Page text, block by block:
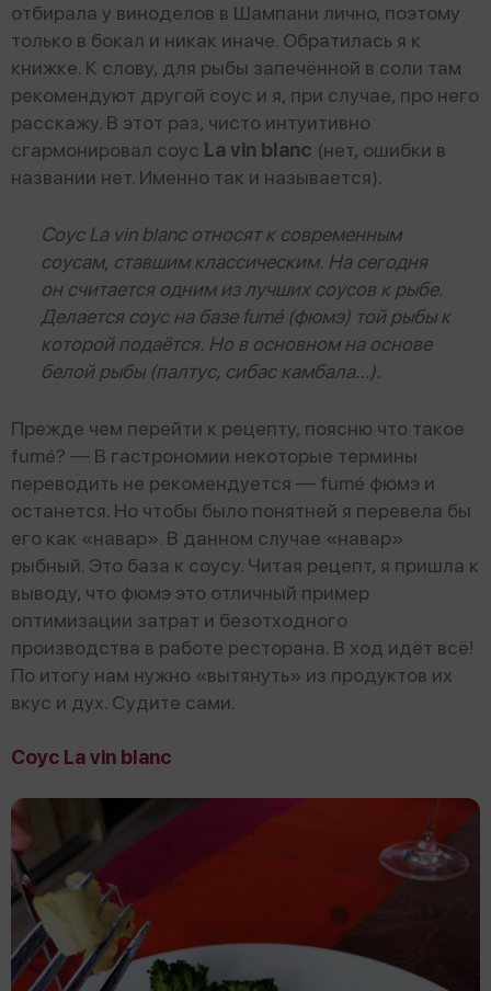
отбирала у виноделов в Шампани лично, поэтому
только в бокал и никак иначе. Обратилась я к
книжке. К слову, для рыбы запечённой в соли там
рекомендуют другой соус и я, при случае, про него
расскажу. В этот раз, чисто интуитивно
сгармонировал соус La vin blanc (нет, ошибки в
названии нет. Именно так и называется).
Соус La vin blanc относят к современным
соусам, ставшим классическим. На сегодня
он считается одним из лучших соусов к рыбе.
Делается соус на базе fumé (фюмэ) той рыбы к
которой подаётся. Но в основном на основе
белой рыбы (палтус, сибас камбала…).
Прежде чем перейти к рецепту, поясню что такое
fumé? — В гастрономии некоторые термины
переводить не рекомендуется — fumé фюмэ и
останется. Но чтобы было понятней я перевела бы
его как «навар». В данном случае «навар»
рыбный. Это база к соусу. Читая рецепт, я пришла к
выводу, что фюмэ это отличный пример
оптимизации затрат и безотходного
производства в работе ресторана. В ход идёт всё!
По итогу нам нужно «вытянуть» из продуктов их
вкус и дух. Судите сами.
Соус La vin blanc